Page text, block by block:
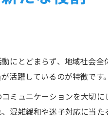
警備の仕事が榛東村の日常
警備の現場から見た地域イ
警備の仕事で地域全体が得
地元密着で信頼される警備の魅
地元警備業務が選ばれる理
にとどまらず、地域社会
活躍しているのが特徴です。
ミュニケーションを大切
混雑緩和や迷子対応に当た